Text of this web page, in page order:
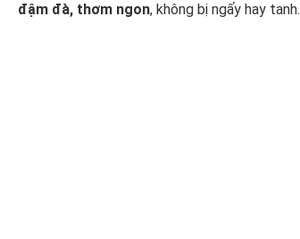
đậm đà, thơm ngon, không bị ngấy hay tanh.